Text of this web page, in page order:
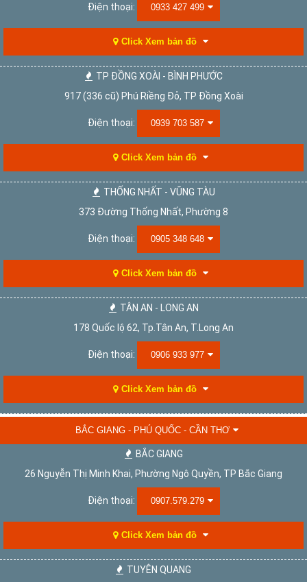
Điện thoại: 0933 427 499
Click Xem bản đồ
TP ĐỒNG XOÀI - BÌNH PHƯỚC
917 (336 cũ) Phú Riềng Đỏ, TP Đồng Xoài
Điện thoại: 0939 703 587
Click Xem bản đồ
THỐNG NHẤT - VŨNG TÀU
373 Đường Thống Nhất, Phường 8
Điện thoại: 0905 348 648
Click Xem bản đồ
TÂN AN - LONG AN
178 Quốc lộ 62, Tp.Tân An, T.Long An
Điện thoại: 0906 933 977
Click Xem bản đồ
BẮC GIANG - PHÚ QUỐC - CẦN THƠ
BẮC GIANG
26 Nguyễn Thị Minh Khai, Phường Ngô Quyền, TP Bắc Giang
Điện thoại: 0907.579.279
Click Xem bản đồ
TUYÊN QUANG